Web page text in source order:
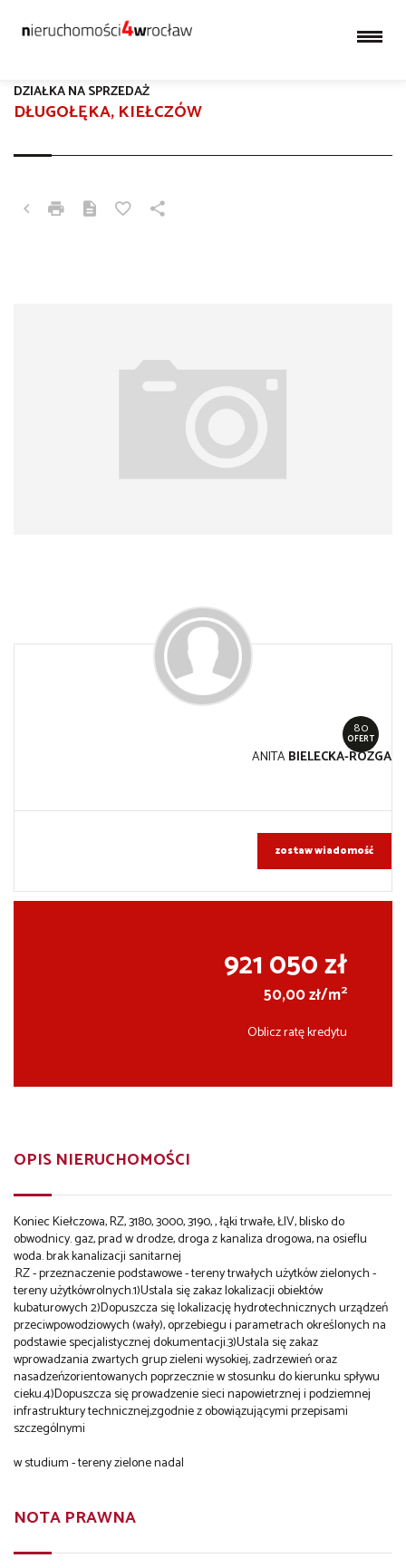
DŁUGOŁĘKA, KIEŁCZÓW
DZIAŁKA NA SPRZEDAŻ
80
OFERT
ANITABIELECKA-RÓZGA
zostaw wiadomość
921 050 zł
50,00 zł/m2
Oblicz ratę kredytu
OPIS NIERUCHOMOŚCI
Koniec Kiełczowa, RZ, 3180, 3000, 3190, , łąki trwałe, ŁIV, blisko do
obwodnicy. gaz, prad w drodze, droga z kanaliza drogowa, na osieflu
woda. brak kanalizacji sanitarnej
.RZ - przeznaczenie podstawowe - tereny trwałych użytków zielonych -
tereny użytkówrolnych.1)Ustala się zakaz lokalizacji obiektów
kubaturowych 2)Dopuszcza się lokalizację hydrotechnicznych urządzeń
przeciwpowodziowych (wały), oprzebiegu i parametrach określonych na
podstawie specjalistycznej dokumentacji.3)Ustala się zakaz
wprowadzania zwartych grup zieleni wysokiej, zadrzewień oraz
nasadzeńzorientowanych poprzecznie w stosunku do kierunku spływu
cieku.4)Dopuszcza się prowadzenie sieci napowietrznej i podziemnej
infrastruktury technicznej,zgodnie z obowiązującymi przepisami
szczególnymi
w studium - tereny zielone nadal
NOTA PRAWNA